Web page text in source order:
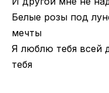
Белые розы под
мечты
Я люблю тебя всей
тебя